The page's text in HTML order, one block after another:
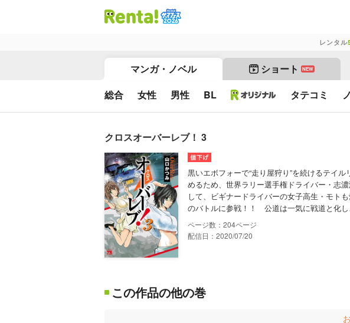
レンタル
マンガ・ノベル ショート NEW
総合 女性 男性 BL タテコミ
クロスオーバーレブ！ 3
黒いエボフォーで“走り屋狩り”を続けるテイ
めるため、世界ラリー選手権ドライバー・志
して、ビギナードライバーの女子高生・モト
のバトルに参戦！！ 公道は一気に戦道と化
204
配信日：2020/07/20
この作品の他の巻